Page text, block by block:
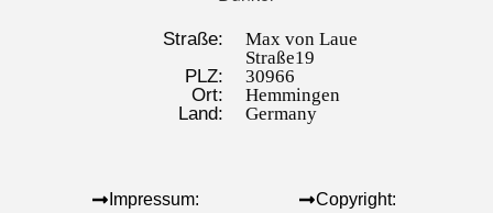
Straße:
PLZ:
Ort:
Land:
Max von Laue
Straße19
30966
Hemmingen
Germany
Impressum: Copyright: